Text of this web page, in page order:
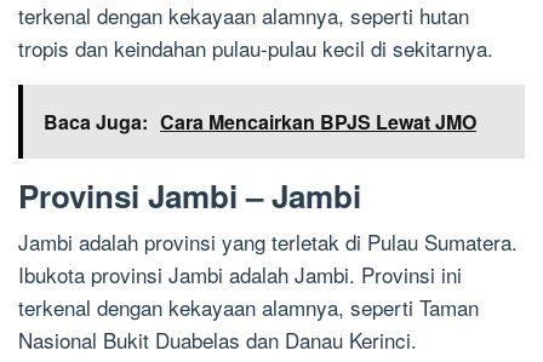
terkenal dengan kekayaan alamnya, seperti hutan
tropis dan keindahan pulau-pulau kecil di sekitarnya.
Baca Juga: Cara Mencairkan BPJS Lewat JMO
Provinsi Jambi – Jambi
Jambi adalah provinsi yang terletak di Pulau Sumatera.
Ibukota provinsi Jambi adalah Jambi. Provinsi ini
terkenal dengan kekayaan alamnya, seperti Taman
Nasional Bukit Duabelas dan Danau Kerinci.